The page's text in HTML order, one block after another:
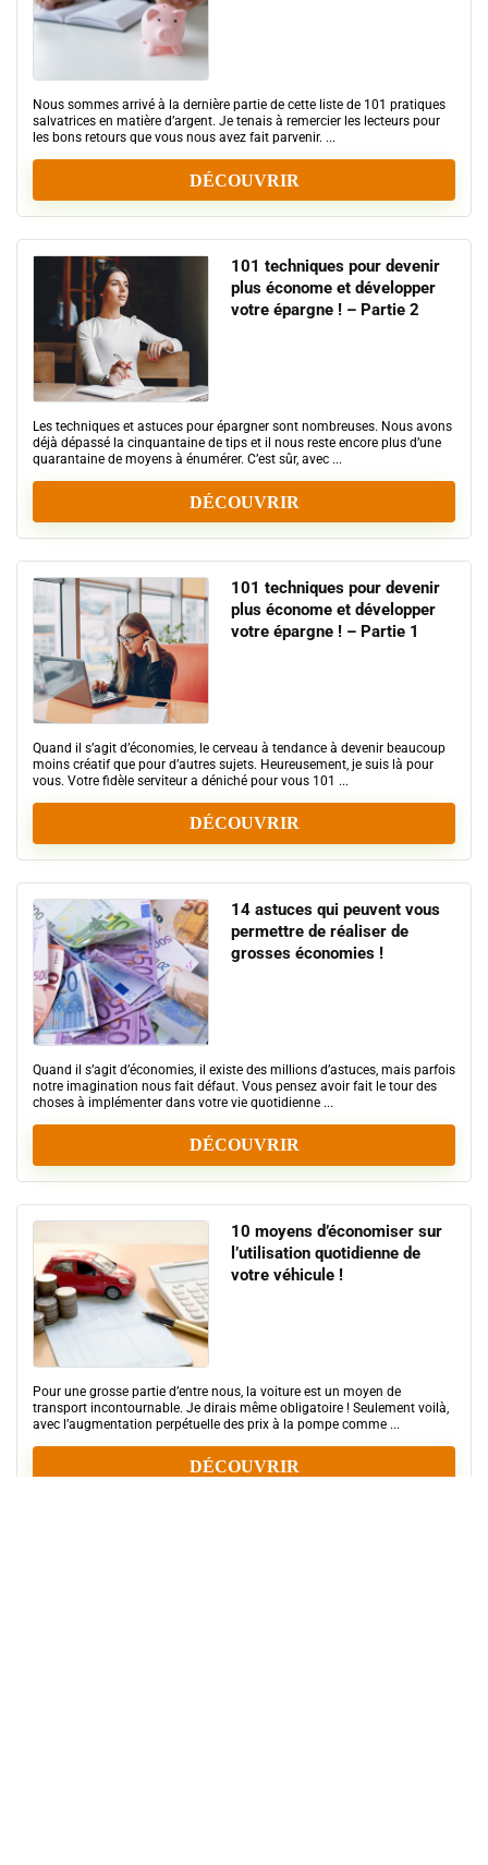
Nous sommes arrivé à la dernière partie de cette liste de 101 pratiques
salvatrices en matière d’argent. Je tenais à remercier les lecteurs pour
les bons retours que vous nous avez fait parvenir. ...
DÉCOUVRIR
101 techniques pour devenir
plus économe et développer
votre épargne ! – Partie 2
Les techniques et astuces pour épargner sont nombreuses. Nous avons
déjà dépassé la cinquantaine de tips et il nous reste encore plus d’une
quarantaine de moyens à énumérer. C’est sûr, avec ...
DÉCOUVRIR
101 techniques pour devenir
plus économe et développer
votre épargne ! – Partie 1
Quand il s’agit d’économies, le cerveau à tendance à devenir beaucoup
moins créatif que pour d’autres sujets. Heureusement, je suis là pour
vous. Votre fidèle serviteur a déniché pour vous 101 ...
DÉCOUVRIR
14 astuces qui peuvent vous
permettre de réaliser de
grosses économies !
Quand il s’agit d’économies, il existe des millions d’astuces, mais parfois
notre imagination nous fait défaut. Vous pensez avoir fait le tour des
choses à implémenter dans votre vie quotidienne ...
DÉCOUVRIR
10 moyens d’économiser sur
l’utilisation quotidienne de
votre véhicule !
Pour une grosse partie d’entre nous, la voiture est un moyen de
transport incontournable. Je dirais même obligatoire ! Seulement voilà,
avec l’augmentation perpétuelle des prix à la pompe comme ...
DÉCOUVRIR